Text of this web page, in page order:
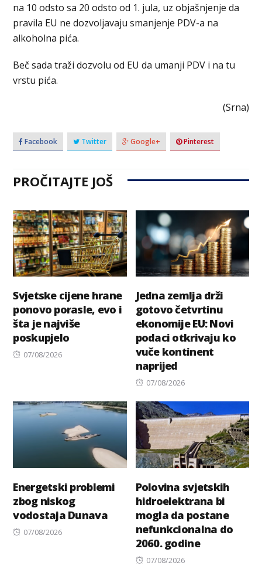
na 10 odsto sa 20 odsto od 1. jula, uz objašnjenje da
pravila EU ne dozvoljavaju smanjenje PDV-a na
alkoholna pića.
Beč sada traži dozvolu od EU da umanji PDV i na tu
vrstu pića.
(Srna)
Facebook Twitter Google+ Pinterest
PROČITAJTE JOŠ
Svjetske cijene hrane
ponovo porasle, evo i
šta je najviše
poskupjelo
Posted
07/08/2026
Jedna zemlja drži
gotovo četvrtinu
ekonomije EU: Novi
podaci otkrivaju ko
vuče kontinent
naprijed
Posted
07/08/2026
Energetski problemi
zbog niskog
vodostaja Dunava
Posted
07/08/2026
Polovina svjetskih
hidroelektrana bi
mogla da postane
nefunkcionalna do
2060. godine
Posted
07/08/2026